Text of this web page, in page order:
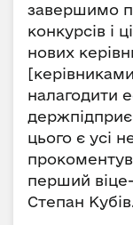
завершимо
конкурсів і
нових
налагодити
цього є усі
перший
Степан